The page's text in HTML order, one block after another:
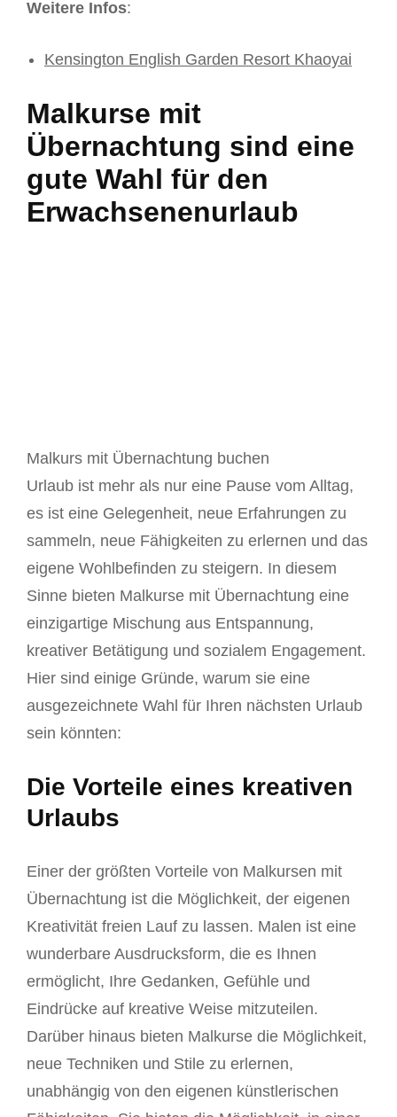
Weitere Infos:
Kensington English Garden Resort Khaoyai
Malkurse mit
Übernachtung sind eine
gute Wahl für den
Erwachsenenurlaub
Malkurs mit Übernachtung buchen
Urlaub ist mehr als nur eine Pause vom Alltag,
es ist eine Gelegenheit, neue Erfahrungen zu
sammeln, neue Fähigkeiten zu erlernen und das
eigene Wohlbefinden zu steigern. In diesem
Sinne bieten Malkurse mit Übernachtung eine
einzigartige Mischung aus Entspannung,
kreativer Betätigung und sozialem Engagement.
Hier sind einige Gründe, warum sie eine
ausgezeichnete Wahl für Ihren nächsten Urlaub
sein könnten:
Die Vorteile eines kreativen
Urlaubs
Einer der größten Vorteile von Malkursen mit
Übernachtung ist die Möglichkeit, der eigenen
Kreativität freien Lauf zu lassen. Malen ist eine
wunderbare Ausdrucksform, die es Ihnen
ermöglicht, Ihre Gedanken, Gefühle und
Eindrücke auf kreative Weise mitzuteilen.
Darüber hinaus bieten Malkurse die Möglichkeit,
neue Techniken und Stile zu erlernen,
unabhängig von den eigenen künstlerischen